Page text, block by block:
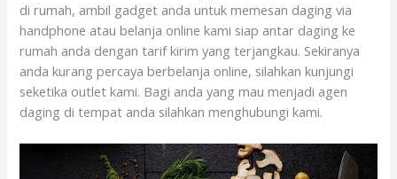
di rumah, ambil gadget anda untuk memesan daging via
handphone atau belanja online kami siap antar daging ke
rumah anda dengan tarif kirim yang terjangkau. Sekiranya
anda kurang percaya berbelanja online, silahkan kunjungi
seketika outlet kami. Bagi anda yang mau menjadi agen
daging di tempat anda silahkan menghubungi kami.